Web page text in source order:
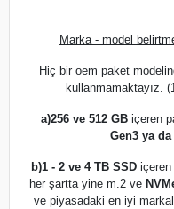
Marka - model
Hiç bir oem paket
kullanmamaktayız.
a)256 ve 512 GB içeren
Gen3 ya da
b)1 - 2 ve 4 TB SSD
her şartta yine m.2 ve
ve piyasadaki en iyi